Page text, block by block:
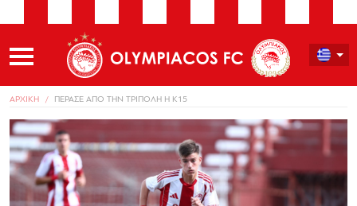
ΑΡΧΙΚΗ ΠΕΡΑΣΕ ΑΠΟ ΤΗΝ ΤΡΙΠΟΛΗ Η Κ15